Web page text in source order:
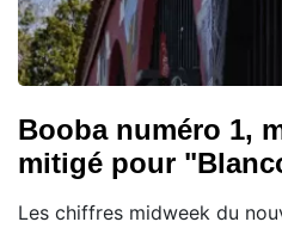
Booba numéro 1,
mitigé pour
Les chiffres midweek du